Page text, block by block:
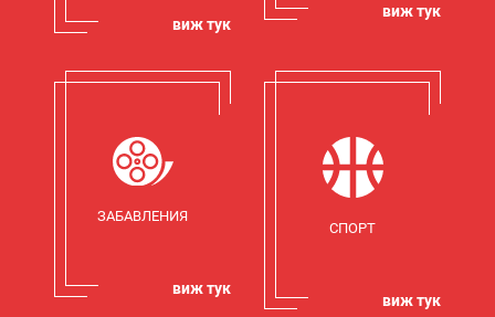
виж тук
виж тук
ЗАБАВЛЕНИЯ
виж тук
СПОРТ
виж тук